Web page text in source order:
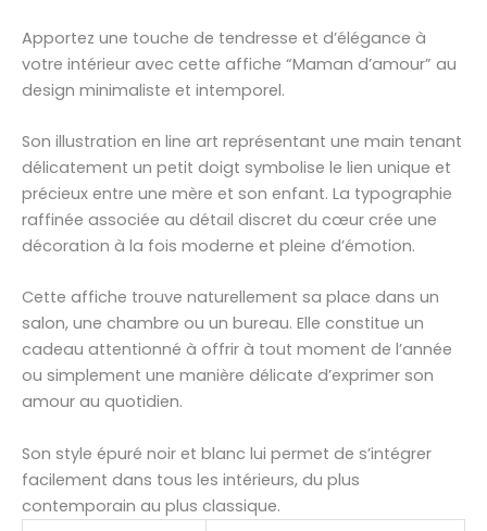
Apportez une touche de tendresse et d’élégance à
votre intérieur avec cette affiche “Maman d’amour” au
design minimaliste et intemporel.
Son illustration en line art représentant une main tenant
délicatement un petit doigt symbolise le lien unique et
précieux entre une mère et son enfant. La typographie
raffinée associée au détail discret du cœur crée une
décoration à la fois moderne et pleine d’émotion.
Cette affiche trouve naturellement sa place dans un
salon, une chambre ou un bureau. Elle constitue un
cadeau attentionné à offrir à tout moment de l’année
ou simplement une manière délicate d’exprimer son
amour au quotidien.
Son style épuré noir et blanc lui permet de s’intégrer
facilement dans tous les intérieurs, du plus
contemporain au plus classique.